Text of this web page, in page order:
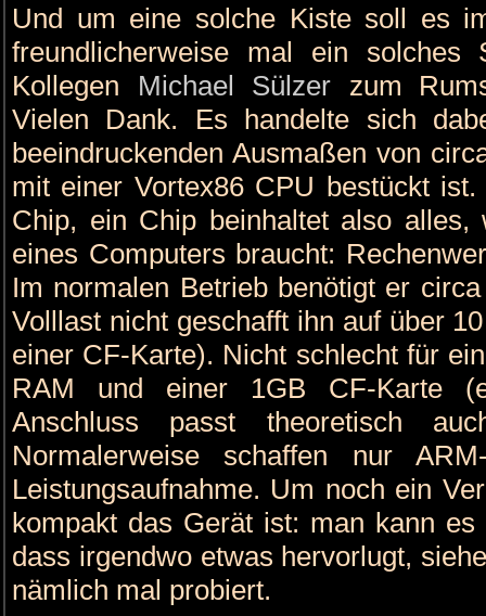
Und um eine solche Kiste soll es
freundlicherweise mal ein solches
Kollegen
Michael Sülzer zum
Vielen Dank. Es handelte sich
beeindruckenden Ausmaßen von
mit einer Vortex86 CPU bestückt
Chip, ein Chip beinhaltet also
eines Computers braucht:
Im normalen Betrieb benötigt er
Volllast nicht geschafft ihn auf über
einer CF-Karte). Nicht schlecht für
RAM und einer 1GB CF-Karte
Anschluss passt theoretisch
Normalerweise schaffen nur
Leistungsaufnahme. Um noch ein
kompakt das Gerät ist: man kann
dass irgendwo etwas hervorlugt,
nämlich mal probiert.